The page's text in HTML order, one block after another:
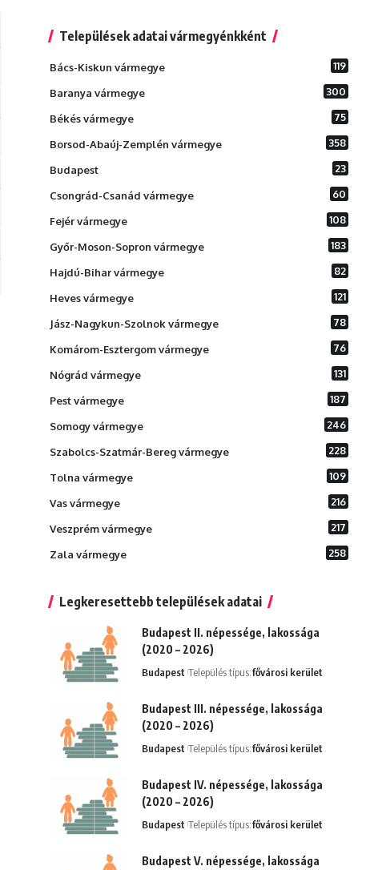
Települések adatai vármegyénkként
Bács-Kiskun vármegye 119
Baranya vármegye 300
Békés vármegye 75
Borsod-Abaúj-Zemplén vármegye 358
Budapest 23
Csongrád-Csanád vármegye 60
Fejér vármegye 108
Győr-Moson-Sopron vármegye 183
Hajdú-Bihar vármegye 82
Heves vármegye 121
Jász-Nagykun-Szolnok vármegye 78
Komárom-Esztergom vármegye 76
Nógrád vármegye 131
Pest vármegye 187
Somogy vármegye 246
Szabolcs-Szatmár-Bereg vármegye 228
Tolna vármegye 109
Vas vármegye 216
Veszprém vármegye 217
Zala vármegye 258
Legkeresettebb települések adatai
Budapest II. népessége, lakossága
(2020 – 2026)
Budapest Település típus:fővárosi kerület
Budapest III. népessége, lakossága
(2020 – 2026)
Budapest Település típus:fővárosi kerület
Budapest IV. népessége, lakossága
(2020 – 2026)
Budapest Település típus:fővárosi kerület
Budapest V. népessége, lakossága